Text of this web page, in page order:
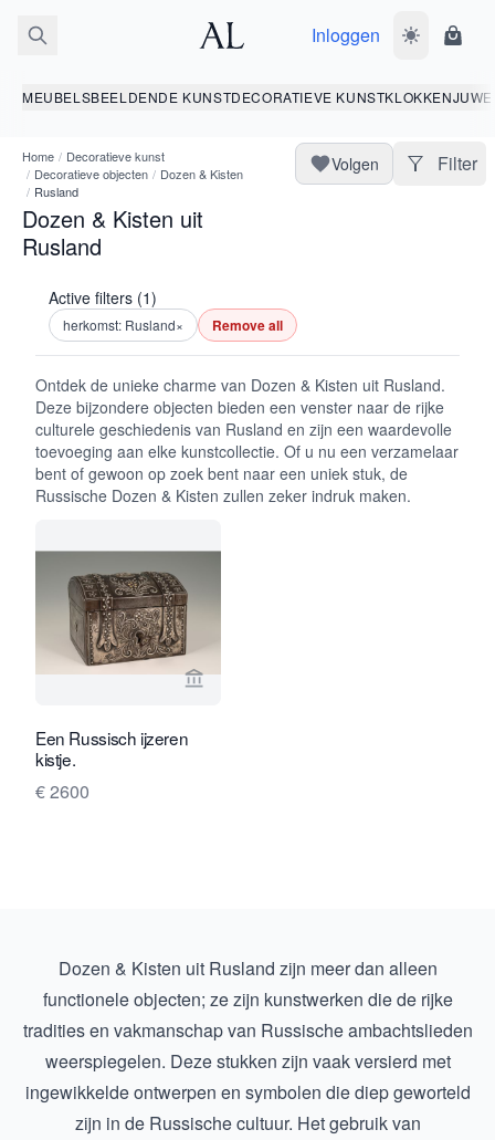
Inloggen Wissel
MEUBELSBEELDENDE KUNSTDECORATIEVE KUNSTKLOKKEN
Home / Decoratieve kunst
/ Decoratieve objecten / Dozen & Kisten
/ Rusland
Dozen & Kisten uit
Rusland
Volgen Filter
Active filters (1)
herkomst: Rusland× Remove all
Ontdek de unieke charme van Dozen & Kisten uit Rusland.
Deze bijzondere objecten bieden een venster naar de rijke
culturele geschiedenis van Rusland en zijn een waardevolle
toevoeging aan elke kunstcollectie. Of u nu een verzamelaar
bent of gewoon op zoek bent naar een uniek stuk, de
Russische Dozen & Kisten zullen zeker indruk maken.
Bekijk verkoperspagina van Limburg
Een Russisch ijzeren
kistje.
€ 2600
Dozen & Kisten uit Rusland zijn meer dan alleen
functionele objecten; ze zijn kunstwerken die de rijke
tradities en vakmanschap van Russische ambachtslieden
weerspiegelen. Deze stukken zijn vaak versierd met
ingewikkelde ontwerpen en symbolen die diep geworteld
zijn in de Russische cultuur. Het gebruik van